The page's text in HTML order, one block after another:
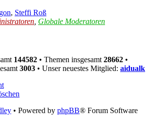
, Steffi Roß
Globale Moderatoren
144582 • Themen insgesamt 28662 •
3003 • Unser neuestes Mitglied: aidualk
• Powered by phpBB® Forum Software